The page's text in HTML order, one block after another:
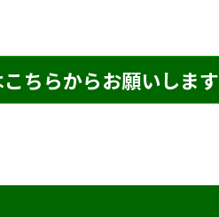
ちらからお願いします